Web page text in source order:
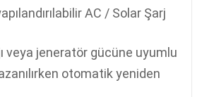
AC / Solar Şarj
veya jeneratör gücüne uyumlu
otomatik yeniden